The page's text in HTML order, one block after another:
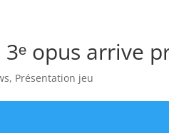
opus arrive
, Présentation jeu